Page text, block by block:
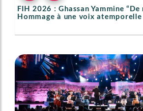
FIH 2026 : Ghassan Yammine
Hommage à une voix atemporelle